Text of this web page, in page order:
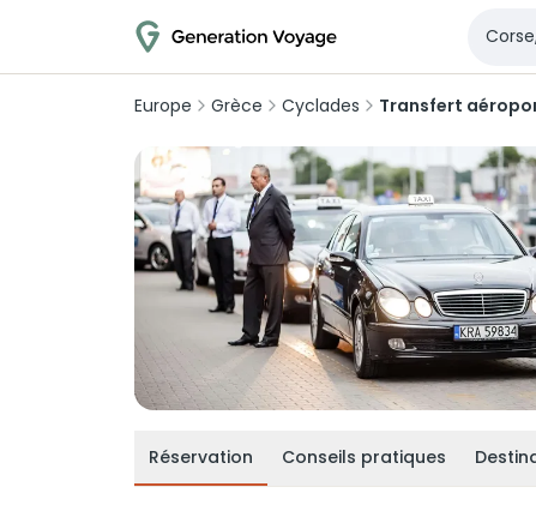
Europe Grèce Cyclades Transfert
Réservation Conseils pratiques